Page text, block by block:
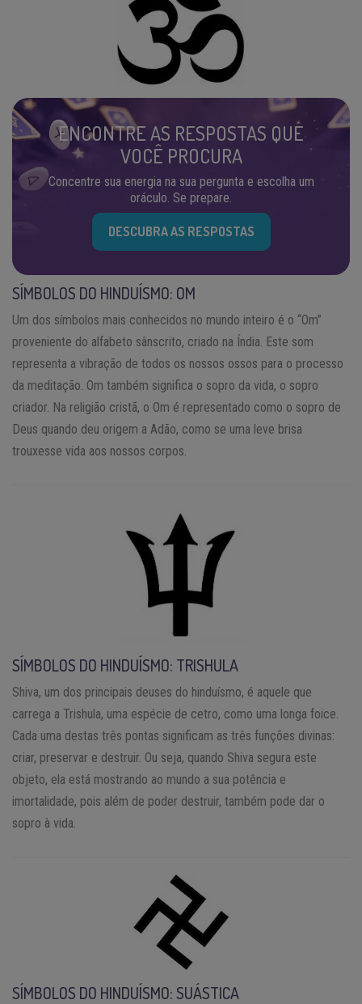
ENCONTRE AS RESPOSTAS QUE
VOCÊ PROCURA
Concentre sua energia na sua pergunta e escolha um
oráculo. Se prepare.
DESCUBRA AS RESPOSTAS
SÍMBOLOS DO HINDUÍSMO: OM
Um dos símbolos mais conhecidos no mundo inteiro é o “Om”
proveniente do alfabeto sânscrito, criado na Índia. Este som
representa a vibração de todos os nossos ossos para o processo
da meditação. Om também significa o sopro da vida, o sopro
criador. Na religião cristã, o Om é representado como o sopro de
Deus quando deu origem a Adão, como se uma leve brisa
trouxesse vida aos nossos corpos.
SÍMBOLOS DO HINDUÍSMO: TRISHULA
Shiva, um dos principais deuses do hinduísmo, é aquele que
carrega a Trishula, uma espécie de cetro, como uma longa foice.
Cada uma destas três pontas significam as três funções divinas:
criar, preservar e destruir. Ou seja, quando Shiva segura este
objeto, ela está mostrando ao mundo a sua potência e
imortalidade, pois além de poder destruir, também pode dar o
sopro à vida.
SÍMBOLOS DO HINDUÍSMO: SUÁSTICA